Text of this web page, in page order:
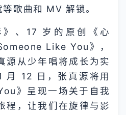
歌曲和 MV 解锁。
、17 岁的原创《心
Like You》，
源从少年唱将成长为实
月 12 日，张真源将用
》呈现一场关于自我
程，让我们在旋律与影